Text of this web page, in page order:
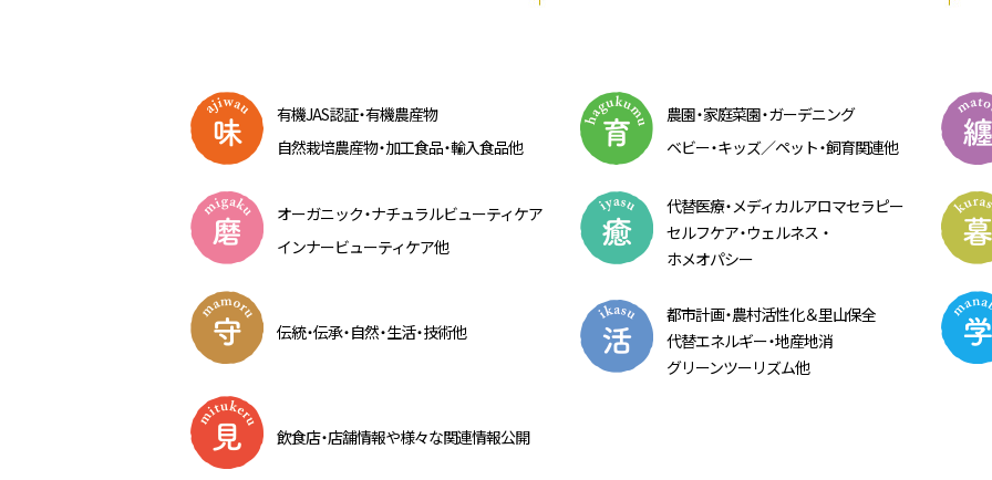
有機JAS認証・有機農産物
自然栽培農産物・加工食品・輸入食品他
オーガニック・ナチュラルビューティケア
インナービューティケア他
伝統・伝承・自然・生活・技術他
飲食店・店舗情報や様々な関連情報公開
農園・家庭菜園・ガーデニング
ベビー・キッズ／ペッ ト・飼育関連他
代替医療・ メディカルアロマセラピー
セルフケア・ウェルネス ・
ホメオパシー
都市計画・農村活性化＆里山保全
代替エネルギー・地産地消
グリーンツーリズム他